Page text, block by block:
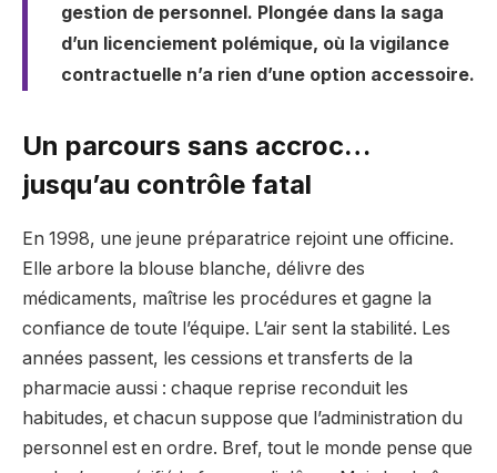
gestion de personnel. Plongée dans la saga
d’un licenciement polémique, où la vigilance
contractuelle n’a rien d’une option accessoire.
Un parcours sans accroc…
jusqu’au contrôle fatal
En 1998, une jeune préparatrice rejoint une officine.
Elle arbore la blouse blanche, délivre des
médicaments, maîtrise les procédures et gagne la
confiance de toute l’équipe. L’air sent la stabilité. Les
années passent, les cessions et transferts de la
pharmacie aussi : chaque reprise reconduit les
habitudes, et chacun suppose que l’administration du
personnel est en ordre. Bref, tout le monde pense que